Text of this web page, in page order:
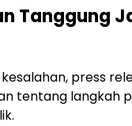
Tanggung
press
tentang langkah